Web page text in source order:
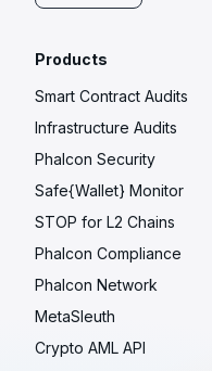
Products
Smart Contract Audits
Infrastructure Audits
Phalcon Security
Safe{Wallet} Monitor
STOP for L2 Chains
Phalcon Compliance
Phalcon Network
MetaSleuth
Crypto AML API